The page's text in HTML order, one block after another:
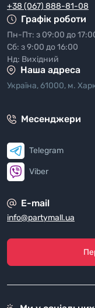
+38 (067) 888-81-08
Графік роботи
Пн-Пт: з 09:00 до
Сб: з 9:00 до 16:00
Нд: Вихідний
Наша адреса
Україна, 61000, м.
Месенджери
Telegram
Viber
E-mail
info@partymall.ua